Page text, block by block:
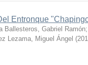
Entronque
Ballesteros, Gabriel Ramón;
Lezama, Miguel Ángel (